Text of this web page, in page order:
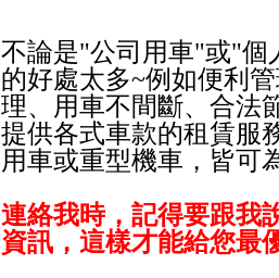
不論是"公司用車"或"個
的好處太多~例如便利
理、用車不間斷、合法
提供各式車款的租賃服
用車或重型機車，皆可
連絡我時，記得要跟我
資訊，這樣才能給您最